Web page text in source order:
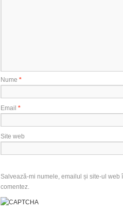
Nume *
Email *
Site web
Salvează-mi numele, emailul și site-ul
comentez.